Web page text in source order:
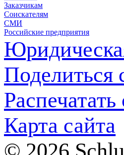
Заказчикам
Соискателям
СМИ
Российские предприятия
Поделиться
Карта сайта